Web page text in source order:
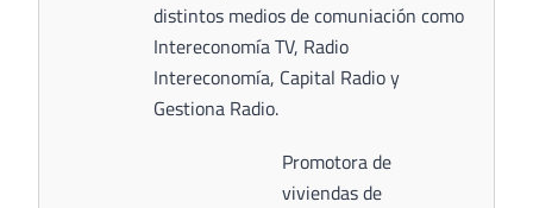
distintos medios de comuniación como
Intereconomía TV, Radio
Intereconomía, Capital Radio y
Gestiona Radio.
Promotora de
viviendas de